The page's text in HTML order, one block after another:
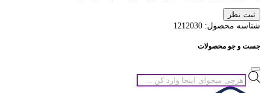
ثبت نظر
شناسه محصول: 1212030
جست و جو محصولات
جستجوی
محصولات